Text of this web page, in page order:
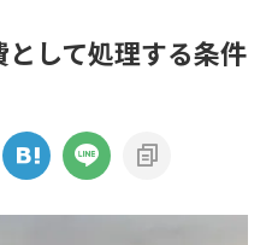
して処理する条件